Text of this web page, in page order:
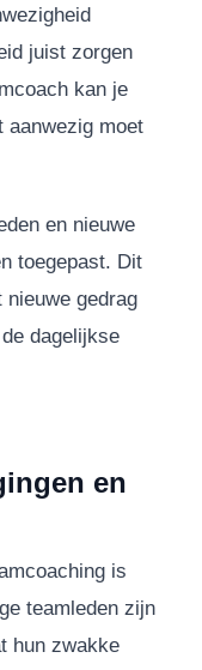
juist zorgen
kan je
aanwezig moet
en nieuwe
toegepast. Dit
nieuwe gedrag
dagelijkse
en
is
teamleden zijn
hun zwakke